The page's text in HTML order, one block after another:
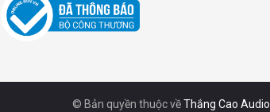
© Bản quyền thuộc vềThắng Cao Audio